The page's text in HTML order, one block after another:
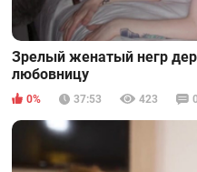
Зрелый женатый негр
любовницу
0% 37:53 423